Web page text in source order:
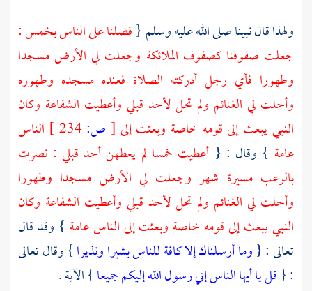
ولهذا قال نبينا صلى الله عليه وسلم {فضلنا على الناس بخمس :
جعلت صفوفنا كصفوف الملائكة وجعلت لي الأرض مسجدا
وطهورا فأي رجل أدركته الصلاة فعنده مسجده وطهوره
وأحلت لي الغنائم ولم تحل لأحد قبلي وأعطيت الشفاعة وكان
النبي يبعث إلى قومه خاصة وبعثت إلى [ ص:
الناس
عامة } وقال : { أعطيت خمسا لم يعطهن أحد قبلي : نصرت
بالرعب مسيرة شهر وجعلت لي الأرض مسجدا وطهورا
وأحلت لي الغنائم ولم تحل لأحد قبلي وأعطيت الشفاعة وكان
النبي يبعث إلى قومه خاصة وبعثت إلى الناس عامة } وقد قال
تعالى : {وما أرسلناك إلا كافة للناس بشيرا ونذيرا} وقال تعالى
: {قل يا أيها الناس إني رسول الله إليكم جميعا} الآية .